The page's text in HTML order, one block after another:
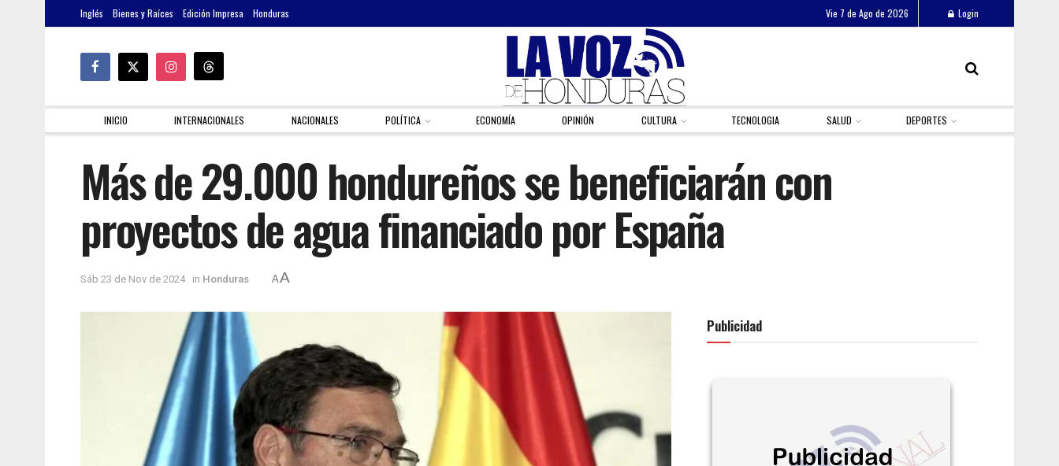
Inglés Bienes y Raíces Edición Impresa Honduras Vie 7 de Ago de 2026 Login
INICIO INTERNACIONALES NACIONALES POLÍTICA ECONOMÍA OPINIÓN CULTURA TECNOLOGIA SALUD DEPORTES
Más de 29.000 hondureños se beneficiarán con
proyectos de agua financiado por España
Sáb 23 de Nov de 2024 in Honduras AA
Publicidad